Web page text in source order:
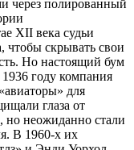
через полированный
XII века судьи
чтобы скрывать свои
Но настоящий бум
году компания
для
глаза от
но неожиданно стали
В 1960-х их